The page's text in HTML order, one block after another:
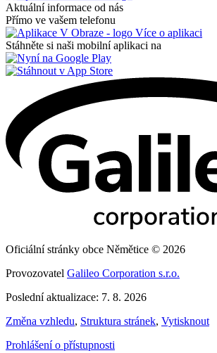
Aktuální informace od nás
Přímo ve vašem telefonu
Více o aplikaci
Stáhněte si naši mobilní aplikaci na
Oficiální stránky obce Němětice © 2026
Provozovatel Galileo Corporation s.r.o.
Poslední aktualizace: 7. 8. 2026
Změna vzhledu, Struktura stránek, Vytisknout
Prohlášení o přístupnosti